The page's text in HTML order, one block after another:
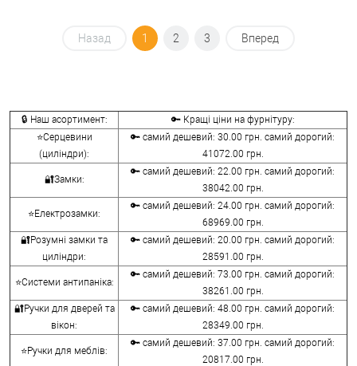
Назад 1 2 3 Вперед
🔒 Наш асортимент:
🔑 Кращі ціни на фурнітуру:
⭐Серцевини
(циліндри):
🔑 самий дешевий: 30.00 грн. самий дорогий:
41072.00 грн.
🔐Замки:
🔑 самий дешевий: 22.00 грн. самий дорогий:
38042.00 грн.
⭐Електрозамки:
🔑 самий дешевий: 24.00 грн. самий дорогий:
68969.00 грн.
🔐Розумні замки та
циліндри:
🔑 самий дешевий: 20.00 грн. самий дорогий:
28591.00 грн.
⭐Системи антипаніка:
🔑 самий дешевий: 73.00 грн. самий дорогий:
38261.00 грн.
🔐Ручки для дверей та
вікон:
🔑 самий дешевий: 48.00 грн. самий дорогий:
28349.00 грн.
⭐Ручки для меблів:
🔑 самий дешевий: 37.00 грн. самий дорогий:
20817.00 грн.